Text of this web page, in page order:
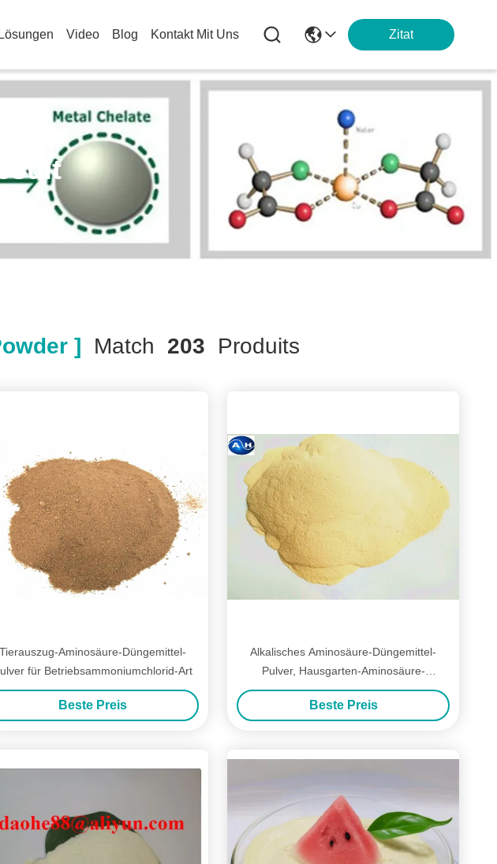
Lösungen Video Blog Kontakt Mit Uns Zitat
] Match 203 Produits
Tierauszug-Aminosäure-Düngemittel-
für Betriebsammoniumchlorid-Art
Beste Preis
Alkalisches Aminosäure-Düngemittel-
Pulver, Hausgarten-Aminosäure-
Düngemittel für Anlagen
Beste Preis